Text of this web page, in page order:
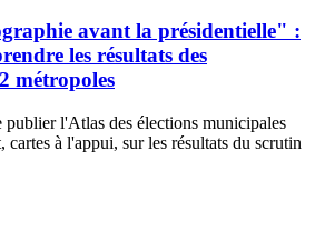
avant la présidentielle" :
les résultats des
métropoles
l'Atlas des élections municipales
cartes à l'appui, sur les résultats du scrutin